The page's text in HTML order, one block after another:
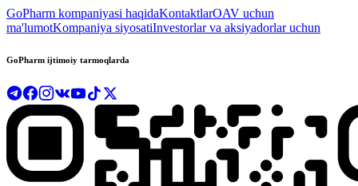
GoPharm kompaniyasi haqidaKontaktlarOAV uchun
ma'lumotKompaniya siyosatiInvestorlar va aksiyadorlar uchun
GoPharm ijtimoiy tarmoqlarda